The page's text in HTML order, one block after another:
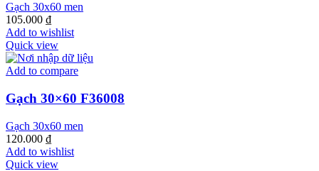
Gạch 30x60 men
105.000 ₫
Add to wishlist
Quick view
Add to compare
Gạch 30×60 F36008
Gạch 30x60 men
120.000 ₫
Add to wishlist
Quick view